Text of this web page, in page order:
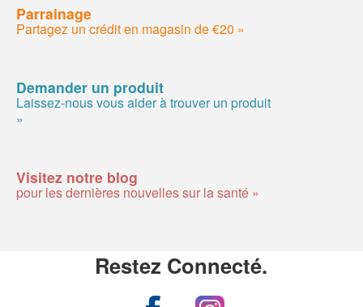
Parrainage
Partagez un crédit en magasin de €20 »
Demander un produit
Laissez-nous vous aider à trouver un produit
»
Visitez notre blog
pour les dernières nouvelles sur la santé »
Restez Connecté.